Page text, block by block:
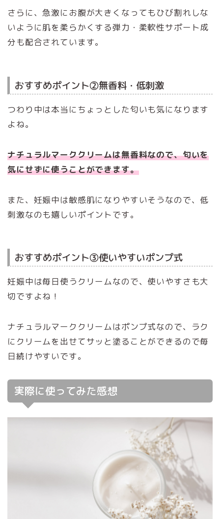
さらに、急激にお腹が大きくなってもひび割れしな
いように肌を柔らかくする弾力・柔軟性サポート成
分も配合されています。
おすすめポイント②無香料・低刺激
つわり中は本当にちょっとした匂いも気になります
よね。
ナチュラルマーククリームは無香料なので、匂いを
気にせずに使うことができます。
また、妊娠中は敏感肌になりやすいそうなので、低
刺激なのも嬉しいポイントです。
おすすめポイント③使いやすいポンプ式
妊娠中は毎日使うクリームなので、使いやすさも大
切ですよね！
ナチュラルマーククリームはポンプ式なので、ラク
にクリームを出せてサッと塗ることができるので毎
日続けやすいです。
実際に使ってみた感想